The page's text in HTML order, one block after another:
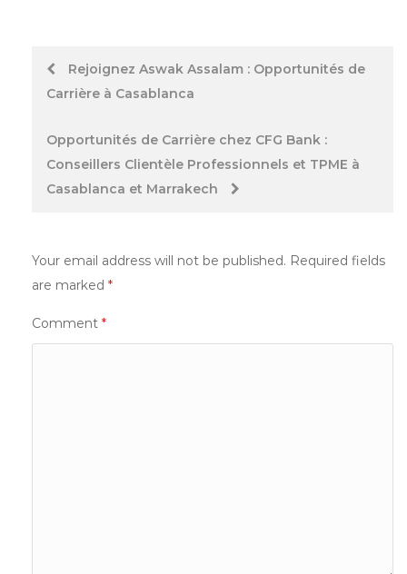
PostRejoignez Aswak Assalam : Opportunités de
Carrière à Casablanca
Opportunités de Carrière chez CFG Bank :
Conseillers Clientèle Professionnels et TPME à
Casablanca et Marrakech
Your email address will not be published. Required fields
are marked *
Comment *